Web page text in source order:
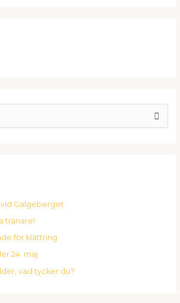
Galgeberget
tränare!
för klättring
24. maj
vad tycker du?